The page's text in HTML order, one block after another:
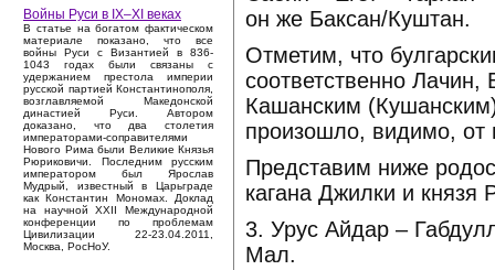
Войны Руси в IX–XI веках
В статье на богатом фактическом
материале показано, что все
войны Руси с Византией в 836-
1043 годах были связаны с
удержанием престола империи
русской партией Константинополя,
возглавляемой Македонской
династией Руси. Автором
доказано, что два столетия
императорами-соправителями
Нового Рима были Великие Князья
Рюриковичи. Последним русским
императором был Ярослав
Мудрый, известный в Царьграде
как Константин Мономах. Доклад
на научной XXII Международной
конференции по проблемам
Цивилизации 22-23.04.2011,
Москва, РосНоУ.
он же Баксан/Куштан.
Отметим, что
соответственно
Кашанским
произошло, видимо, от
Представим ниже
кагана Джилки и князя
3. Урус Айдар –
Мал.